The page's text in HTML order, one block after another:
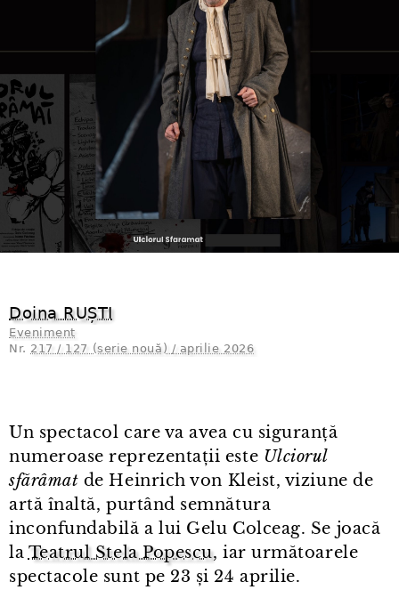
Doina RUȘTI
Eveniment
Nr. 217 / 127 (serie nouă) / aprilie 2026
Un spectacol care va avea cu siguranță
numeroase reprezentații este Ulciorul
sfărâmat de Heinrich von Kleist, viziune de
artă înaltă, purtând semnătura
inconfundabilă a lui Gelu Colceag. Se joacă
laTeatrul Stela Popescu, iar următoarele
spectacole sunt pe 23 și 24 aprilie.